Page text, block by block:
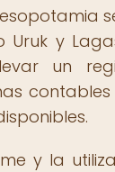
y
un
y la